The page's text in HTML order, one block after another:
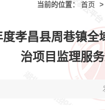
当前的位置： 首页 >
度孝昌县周巷镇
治项目监理服